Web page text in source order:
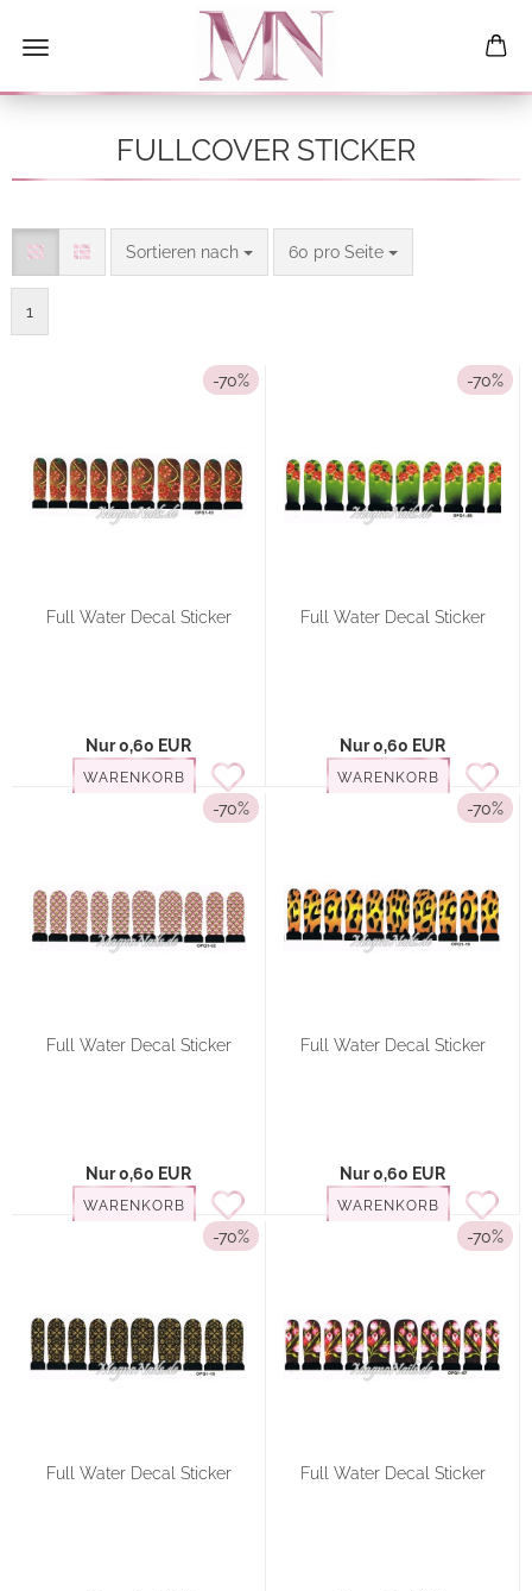
FULLCOVER STICKER
Sortieren nach
Sortieren nach 60 pro Seite
pro Seite
1
-70%
Full Water Decal Sticker
Nur 0,60 EUR
WARENKORB
-70%
Full Water Decal Sticker
Nur 0,60 EUR
WARENKORB
-70%
Full Water Decal Sticker
Nur 0,60 EUR
WARENKORB
-70%
Full Water Decal Sticker
Nur 0,60 EUR
WARENKORB
-70%
Full Water Decal Sticker
-70%
Full Water Decal Sticker